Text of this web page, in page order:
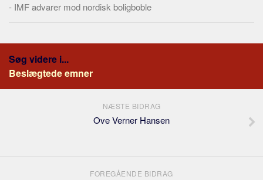
- IMF advarer mod nordisk boligboble
Søg videre i...
Beslægtede emner
NÆSTE BIDRAG
Ove Verner Hansen
FOREGÅENDE BIDRAG